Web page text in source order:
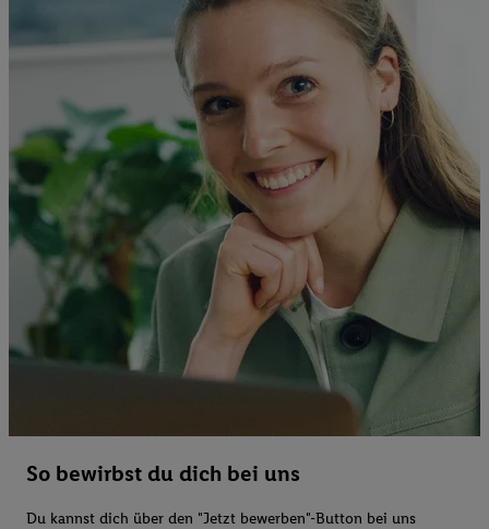
So bewirbst du dich bei uns
Du kannst dich über den "Jetzt bewerben"-Button bei uns